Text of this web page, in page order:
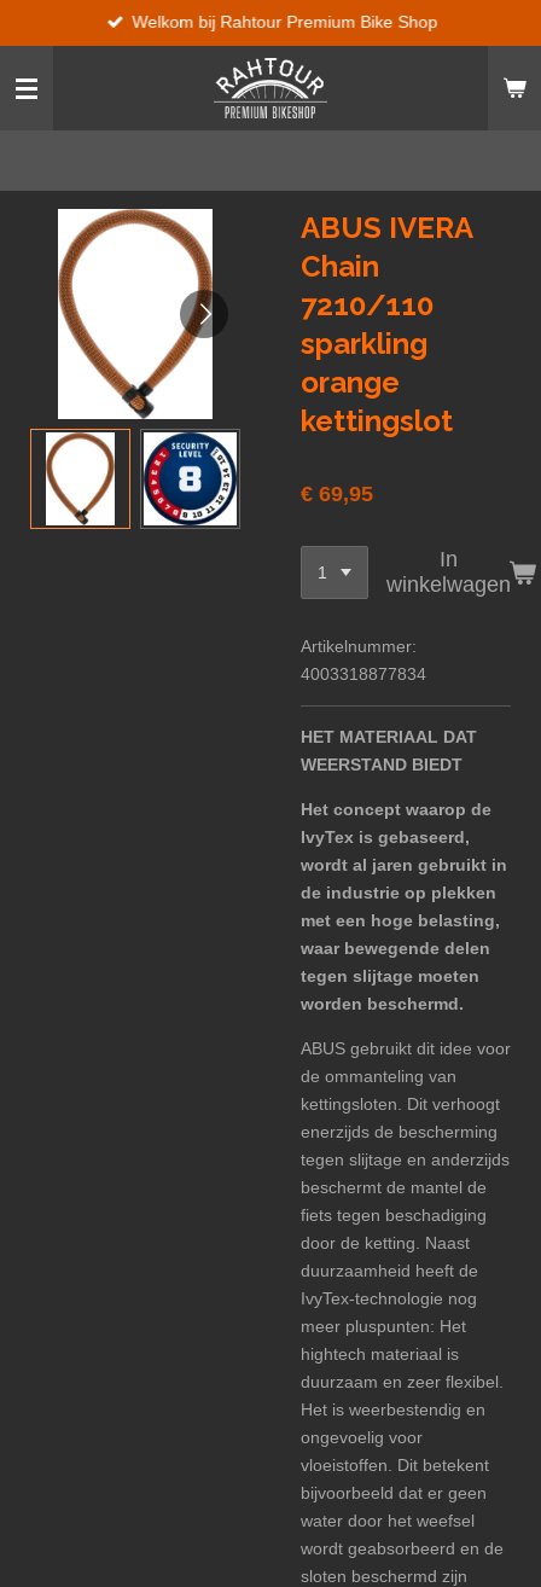
direct
naar
hoofdinhoud
Welkom bij Rahtour Premium Bike Shop
ABUS IVERA
Chain
7210/110
sparkling
orange
kettingslot
€ 69,95
In
winkelwagen
Artikelnummer:
4003318877834
HET MATERIAAL DAT
WEERSTAND BIEDT
Het concept waarop de
IvyTex is gebaseerd,
wordt al jaren gebruikt in
de industrie op plekken
met een hoge belasting,
waar bewegende delen
tegen slijtage moeten
worden beschermd.
ABUS gebruikt dit idee voor
de ommanteling van
kettingsloten. Dit verhoogt
enerzijds de bescherming
tegen slijtage en anderzijds
beschermt de mantel de
fiets tegen beschadiging
door de ketting. Naast
duurzaamheid heeft de
IvyTex-technologie nog
meer pluspunten: Het
hightech materiaal is
duurzaam en zeer flexibel.
Het is weerbestendig en
ongevoelig voor
vloeistoffen. Dit betekent
bijvoorbeeld dat er geen
water door het weefsel
wordt geabsorbeerd en de
sloten beschermd zijn